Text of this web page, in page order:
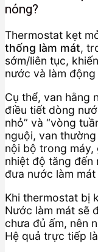
nóng?
Thermostat kẹt
thống làm mát,
sớm/liên tục,
nước và làm
Cụ thể, van hằng
điều tiết dòng
nhỏ” và “vòng
nguội, van
nội bộ trong máy,
nhiệt độ tăng đến
đưa nước làm
Khi thermostat bị
Nước làm mát sẽ
chưa đủ ấm, nên
Hệ quả trực tiếp